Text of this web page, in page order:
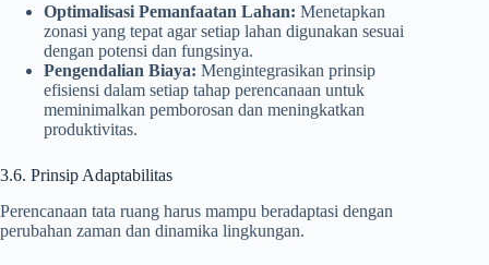
Optimalisasi Pemanfaatan Lahan: Menetapkan
zonasi yang tepat agar setiap lahan digunakan sesuai
dengan potensi dan fungsinya.
Pengendalian Biaya: Mengintegrasikan prinsip
efisiensi dalam setiap tahap perencanaan untuk
meminimalkan pemborosan dan meningkatkan
produktivitas.
3.6. Prinsip Adaptabilitas
Perencanaan tata ruang harus mampu beradaptasi dengan
perubahan zaman dan dinamika lingkungan.